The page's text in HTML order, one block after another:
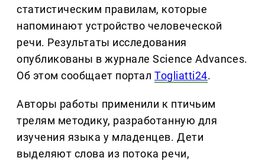
статистическим правилам, которые
напоминают устройство человеческой
речи. Результаты исследования
опубликованы в журнале Science Advances.
Об этом сообщает портал Togliatti24.
Авторы работы применили к птичьим
трелям методику, разработанную для
изучения языка у младенцев. Дети
выделяют слова из потока речи,